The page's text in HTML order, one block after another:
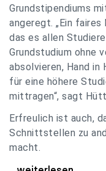
Grundstipendiums
angeregt. „Ein
das es allen
Grundstudium ohne
absolvieren, Hand in
für eine höhere
mittragen“, sagt
Erfreulich ist auch,
Schnittstellen zu
macht.